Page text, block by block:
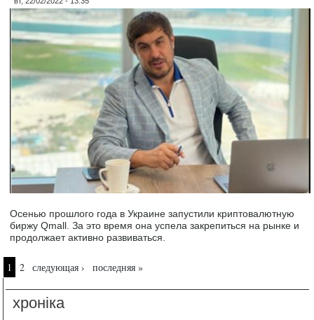
Осенью прошлого года в Украине запустили криптовалютную
биржу Qmall. За это время она успела закрепиться на рынке и
продолжает активно развиваться.
Страницы
1 2 следующая › последняя »
хроніка